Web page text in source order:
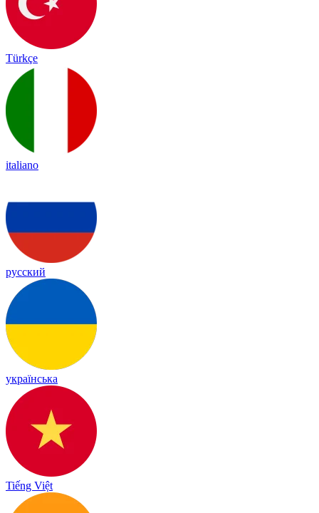
Türkçe
italiano
русский
українська
Tiếng Việt